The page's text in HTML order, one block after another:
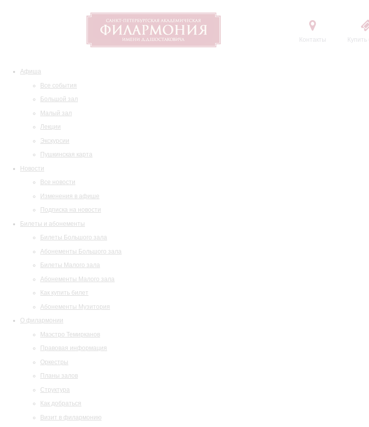
Контакты Купить
Афиша
Все события
Большой зал
Малый зал
Лекции
Экскурсии
Пушкинская карта
Новости
Все новости
Изменения в афише
Подписка на новости
Билеты и абонементы
Билеты Большого зала
Абонементы Большого зала
Билеты Малого зала
Абонементы Малого зала
Как купить билет
Абонементы Музитория
О филармонии
Маэстро Темирканов
Правовая информация
Оркестры
Планы залов
Структура
Как добраться
Визит в филармонию